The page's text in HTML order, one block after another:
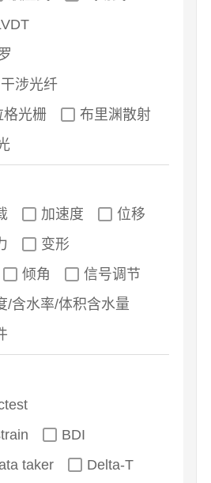
涉光纤
格光栅
布里渊散射
加速度
位移
变形
倾角
信号调节
/含水率/体积含水量
BDI
taker
Delta-T